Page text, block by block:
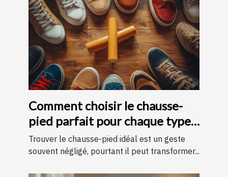
Comment choisir le chausse-
pied parfait pour chaque type
de chaussure
Trouver le chausse-pied idéal est un geste
souvent négligé, pourtant il peut transformer...